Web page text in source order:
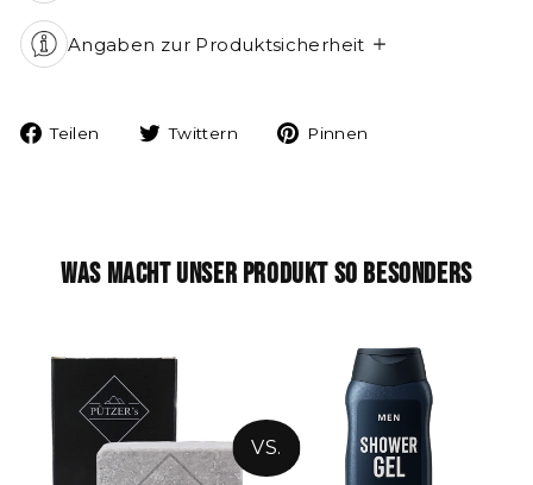
Angaben zur Produktsicherheit
Teilen
Auf
Twittern
Auf
Pinnen
Was macht unser Produkt so besonders
VS.